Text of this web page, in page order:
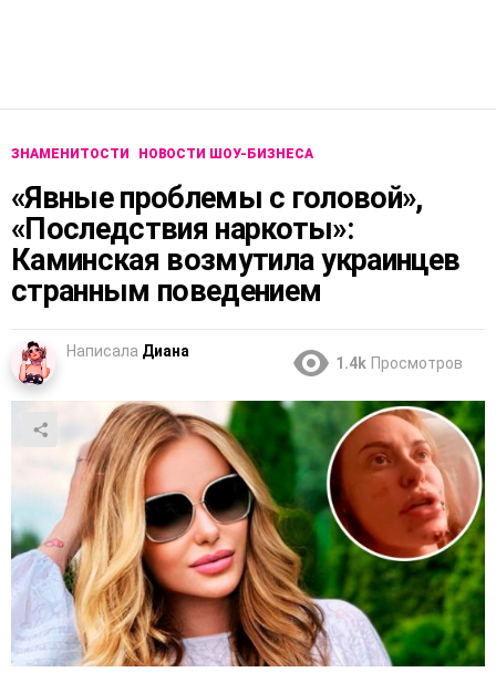
ЗНАМЕНИТОСТИ НОВОСТИ ШОУ-БИЗНЕСА
«Явные проблемы с головой»,
«Последствия наркоты»:
Каминская возмутила украинцев
странным поведением
Написала Диана
1.4k Просмотров